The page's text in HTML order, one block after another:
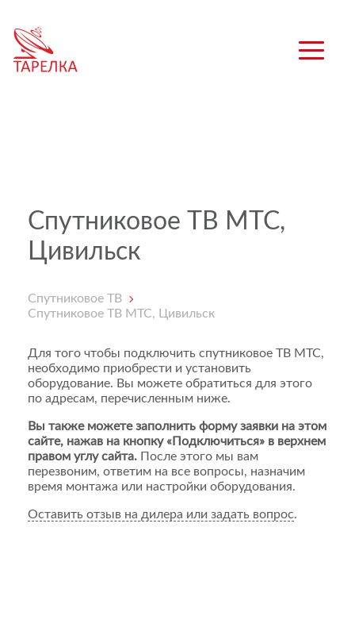
Спутниковое ТВ МТС,
Цивильск
Спутниковое ТВ
Спутниковое ТВ МТС, Цивильск
Для того чтобы подключить спутниковое ТВ МТС,
необходимо приобрести и установить
оборудование. Вы можете обратиться для этого
по адресам, перечисленным ниже.
Вы также можете заполнить форму заявки на этом
сайте, нажав на кнопку «Подключиться» в верхнем
правом углу сайта. После этого мы вам
перезвоним, ответим на все вопросы, назначим
время монтажа или настройки оборудования.
Оставить отзыв на дилера или задать вопрос.